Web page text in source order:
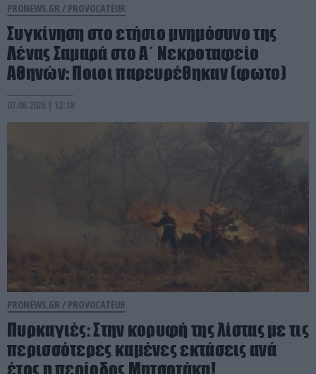
PRONEWS.GR / PROVOCATEUR
Συγκίνηση στο ετήσιο μνημόσυνο της
Λένας Σαμαρά στο Α΄ Νεκροταφείο
Αθηνών: Ποιοι παρευρέθηκαν (φωτο)
07.08.2026 | 12:18
PRONEWS.GR / PROVOCATEUR
Πυρκαγιές: Στην κορυφή της λίστας με τις
περισσότερες καμένες εκτάσεις ανά
έτος η περίοδος Μητσοτάκη!